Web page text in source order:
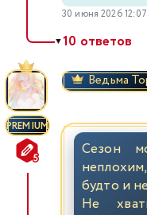
30 июня 2026 12:07
▼10 ответов
PREMIUM
Ведьма
Сезон
будто и
Не